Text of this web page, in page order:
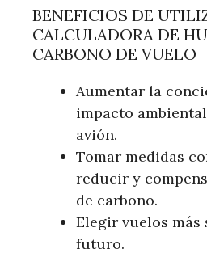
BENEFICIOS DE
CALCULADORA DE
CARBONO DE VUELO
Aumentar la
impacto
avión.
Tomar medidas
reducir y
de carbono.
Elegir vuelos más
futuro.